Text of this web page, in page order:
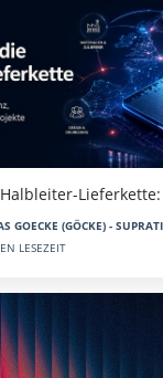
GOECKE (GÖCKE) -
LESEZEIT